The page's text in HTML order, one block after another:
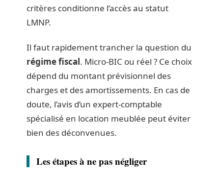
critères conditionne l’accès au statut
LMNP.
Il faut rapidement trancher la question du
régime fiscal. Micro-BIC ou réel ? Ce choix
dépend du montant prévisionnel des
charges et des amortissements. En cas de
doute, l’avis d’un expert-comptable
spécialisé en location meublée peut éviter
bien des déconvenues.
Les étapes à ne pas négliger